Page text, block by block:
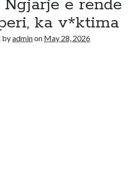
e rende
ka v*ktima
byadminon May 28, 2026